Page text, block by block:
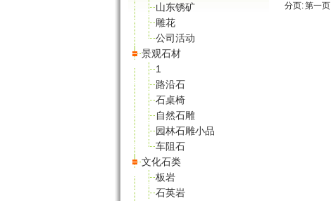
山东锈矿
雕花
公司活动
景观石材
1
路沿石
石桌椅
自然石雕
园林石雕小品
车阻石
文化石类
板岩
石英岩
分页:第一页